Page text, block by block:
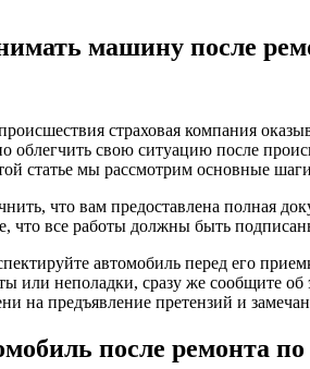
машину после
страховая компания
облегчить свою ситуацию после
статье мы рассмотрим основные
что вам предоставлена полная
что все работы должны быть
автомобиль перед его
или неполадки, сразу же сообщите
на предъявление претензий и
после ремонта